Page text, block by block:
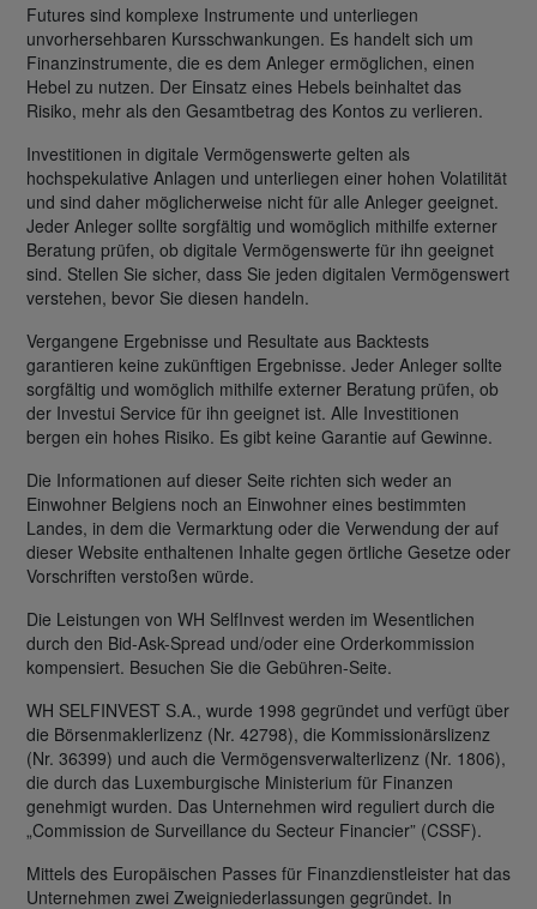
Futures sind komplexe Instrumente und unterliegen
unvorhersehbaren Kursschwankungen. Es handelt sich um
Finanzinstrumente, die es dem Anleger ermöglichen, einen
Hebel zu nutzen. Der Einsatz eines Hebels beinhaltet das
Risiko, mehr als den Gesamtbetrag des Kontos zu verlieren.
Investitionen in digitale Vermögenswerte gelten als
hochspekulative Anlagen und unterliegen einer hohen Volatilität
und sind daher möglicherweise nicht für alle Anleger geeignet.
Jeder Anleger sollte sorgfältig und womöglich mithilfe externer
Beratung prüfen, ob digitale Vermögenswerte für ihn geeignet
sind. Stellen Sie sicher, dass Sie jeden digitalen Vermögenswert
verstehen, bevor Sie diesen handeln.
Vergangene Ergebnisse und Resultate aus Backtests
garantieren keine zukünftigen Ergebnisse. Jeder Anleger sollte
sorgfältig und womöglich mithilfe externer Beratung prüfen, ob
der Investui Service für ihn geeignet ist. Alle Investitionen
bergen ein hohes Risiko. Es gibt keine Garantie auf Gewinne.
Die Informationen auf dieser Seite richten sich weder an
Einwohner Belgiens noch an Einwohner eines bestimmten
Landes, in dem die Vermarktung oder die Verwendung der auf
dieser Website enthaltenen Inhalte gegen örtliche Gesetze oder
Vorschriften verstoßen würde.
Die Leistungen von WH SelfInvest werden im Wesentlichen
durch den Bid-Ask-Spread und/oder eine Orderkommission
kompensiert. Besuchen Sie die Gebühren-Seite.
WH SELFINVEST S.A., wurde 1998 gegründet und verfügt über
die Börsenmaklerlizenz (Nr. 42798), die Kommissionärslizenz
(Nr. 36399) und auch die Vermögensverwalterlizenz (Nr. 1806),
die durch das Luxemburgische Ministerium für Finanzen
genehmigt wurden. Das Unternehmen wird reguliert durch die
„Commission de Surveillance du Secteur Financier” (CSSF).
Mittels des Europäischen Passes für Finanzdienstleister hat das
Unternehmen zwei Zweigniederlassungen gegründet. In